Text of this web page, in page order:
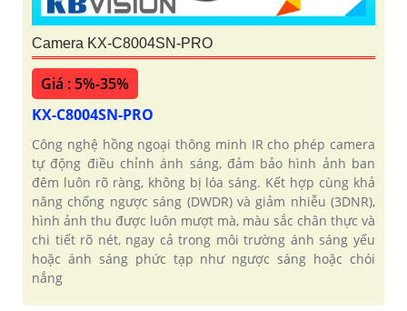
Camera KX-C8004SN-PRO
Giá : 5%-35%
KX-C8004SN-PRO
Công nghệ hồng ngoại thông minh IR cho phép camera
tự động điều chỉnh ánh sáng, đảm bảo hình ảnh ban
đêm luôn rõ ràng, không bị lóa sáng. Kết hợp cùng khả
năng chống ngược sáng (DWDR) và giảm nhiễu (3DNR),
hình ảnh thu được luôn mượt mà, màu sắc chân thực và
chi tiết rõ nét, ngay cả trong môi trường ánh sáng yếu
hoặc ánh sáng phức tạp như ngược sáng hoặc chói
nắng